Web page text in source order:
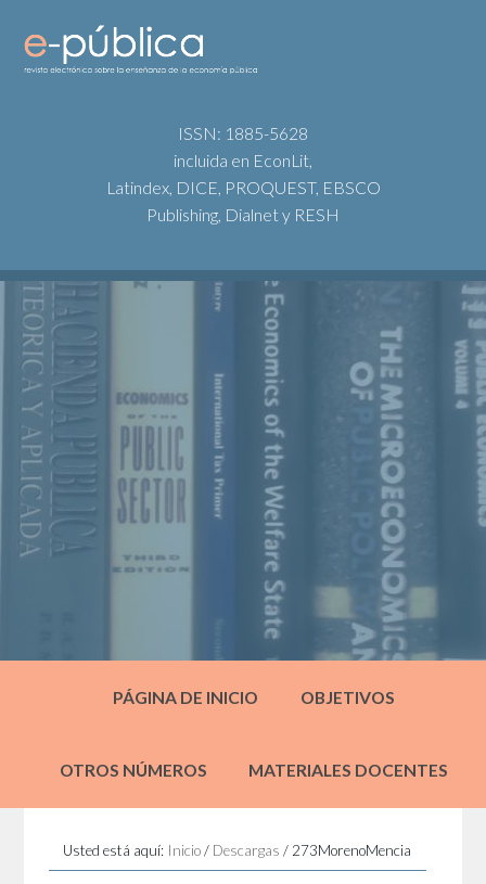
ISSN: 1885-5628
incluida en EconLit,
Latindex, DICE, PROQUEST, EBSCO
Publishing, Dialnet y RESH
PÁGINA DE INICIO OBJETIVOS
OTROS NÚMEROS MATERIALES DOCENTES
Usted está aquí: Inicio / Descargas / 273MorenoMencia